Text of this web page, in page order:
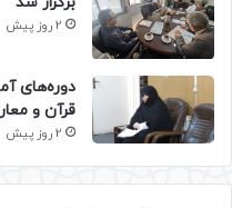
2 روز پیش
دوره‌های
قرآن و
2 روز پیش